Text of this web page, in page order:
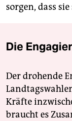
sorgen, dass
Die
Der drohende
Kräfte
braucht es